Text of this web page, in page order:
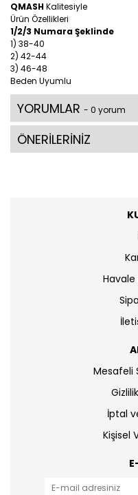
QMASHKalitesiyle
Ürün Özellikleri
1/2/3 Numara Şeklinde
1) 38-40
2) 42-44
3) 46-48
Beden Uyumlu
YORUMLAR - 0 yorum
ÖNERİLERİNİZ
Mesafeli
İptal
Kişisel